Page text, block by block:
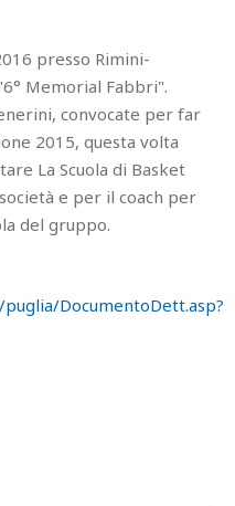
presso Rimini-
Memorial Fabbri".
convocate per far
2015, questa volta
La Scuola di Basket
e per il coach per
del gruppo.
DocumentoDett.asp?